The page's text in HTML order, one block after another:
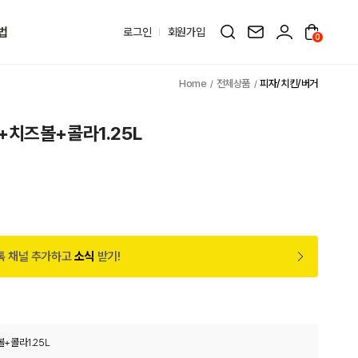
로그인 회원가입 0
전체상품 피자/치킨/버거
치즈볼+콜라1.25L
채널 추가하고소식 받기!
+콜라1.25L